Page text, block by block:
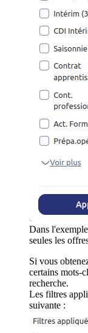
Dans
seules les
Si vous
certains mots-
recherche.
Les filtres
suivante :